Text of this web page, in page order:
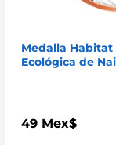
Medalla Habitat
Ecológica de
49 Mex$